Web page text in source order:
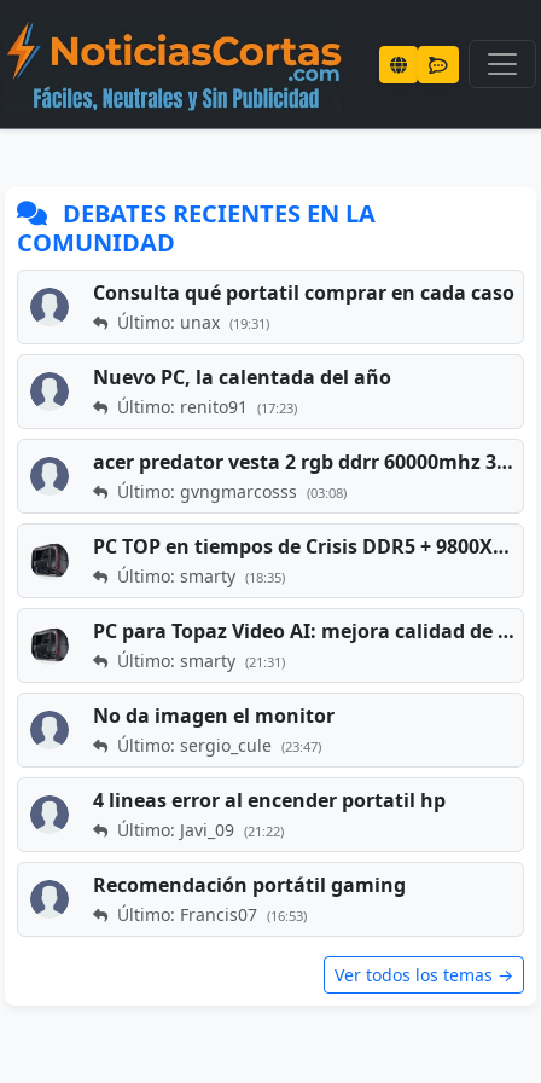
DEBATES RECIENTES EN LA
COMUNIDAD
Consulta qué portatil comprar en cada caso
Último: unax (19:31)
Nuevo PC, la calentada del año
Último: renito91 (17:23)
acer predator vesta 2 rgb ddrr 60000mhz 32gb x2 16gb
Último: gvngmarcosss (03:08)
PC TOP en tiempos de Crisis DDR5 + 9800X3D + RTX 5080 [2026][2400€]
Último: smarty (18:35)
PC para Topaz Video AI: mejora calidad de vídeos viejos
Último: smarty (21:31)
No da imagen el monitor
Último: sergio_cule (23:47)
4 lineas error al encender portatil hp
Último: Javi_09 (21:22)
Recomendación portátil gaming
Último: Francis07 (16:53)
Ver todos los temas →